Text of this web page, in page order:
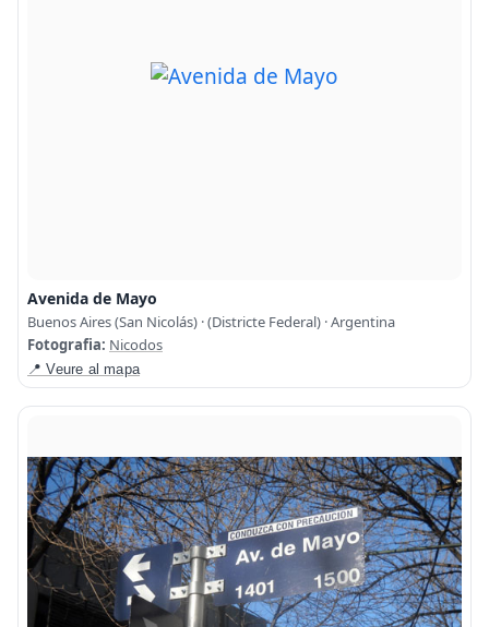
Avenida de Mayo
Buenos Aires (San Nicolás) · (Districte Federal) · Argentina
Fotografia: Nicodos
📍 Veure al mapa